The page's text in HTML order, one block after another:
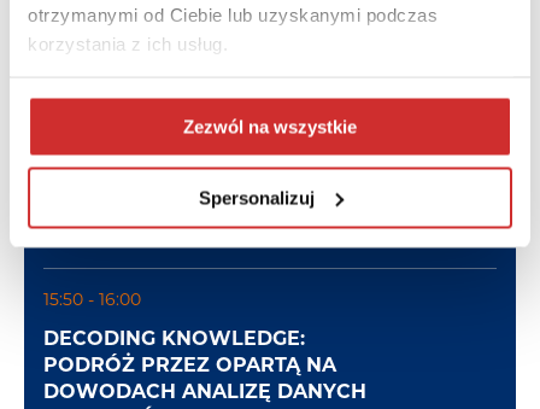
otrzymanymi od Ciebie lub uzyskanymi podczas
korzystania z ich usług.
Zezwól na wszystkie
Spersonalizuj
15:40 - 15:50
SCIENCECLOUD – SPOSÓB NA
BEZPROBLEMOWĄ EWALUACJĘ I
BADACZY!
15:50 - 16:00
DECODING KNOWLEDGE:
PODRÓŻ PRZEZ OPARTĄ NA
DOWODACH ANALIZĘ DANYCH